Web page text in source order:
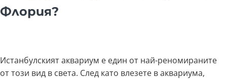
Флория?
Истанбулският аквариум е един от най-реномираните
от този вид в света. След като влезете в аквариума,